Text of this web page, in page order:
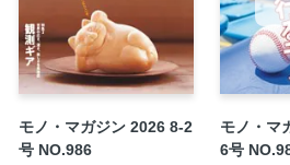
モノ・マガジン 2026 8-2
号 NO.986
モノ・マ
6号